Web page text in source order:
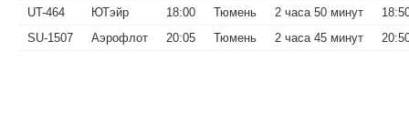
UT-464
ЮТэйр 18:00 Тюмень 2 часа 50 минут
SU-1507
Аэрофлот 20:05 Тюмень 2 часа 45 минут